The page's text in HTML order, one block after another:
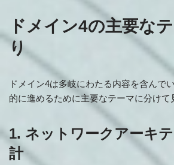
ドメイン4の主要な
り
ドメイン4は多岐にわたる内容を含んで
的に進めるために主要なテーマに分けて
1. ネットワークアーキ
計